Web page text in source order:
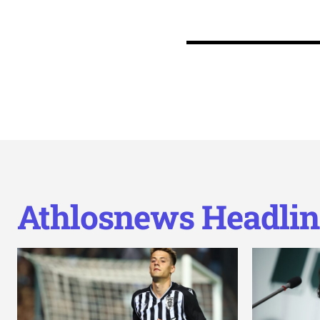
Athlosnews